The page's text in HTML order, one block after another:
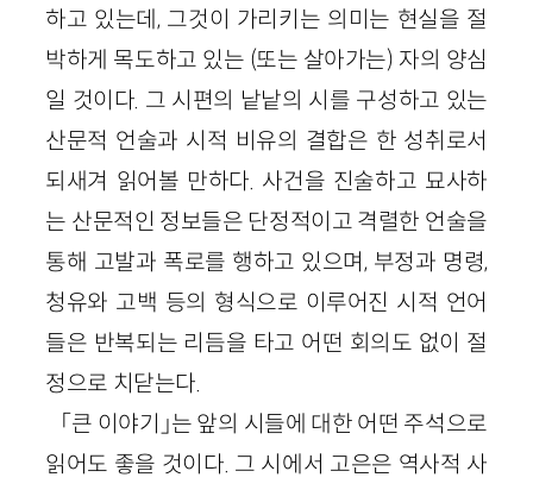
하고 있는데, 그것이 가리키는 의미는 현실을 절
박하게 목도하고 있는 (또는 살아가는) 자의 양심
일 것이다. 그 시편의 낱낱의 시를 구성하고 있는
산문적 언술과 시적 비유의 결합은 한 성취로서
되새겨 읽어볼 만하다. 사건을 진술하고 묘사하
는 산문적인 정보들은 단정적이고 격렬한 언술을
통해 고발과 폭로를 행하고 있으며, 부정과 명령,
청유와 고백 등의 형식으로 이루어진 시적 언어
들은 반복되는 리듬을 타고 어떤 회의도 없이 절
정으로 치닫는다.
「큰 이야기」는 앞의 시들에 대한 어떤 주석으로
읽어도 좋을 것이다. 그 시에서 고은은 역사적 사